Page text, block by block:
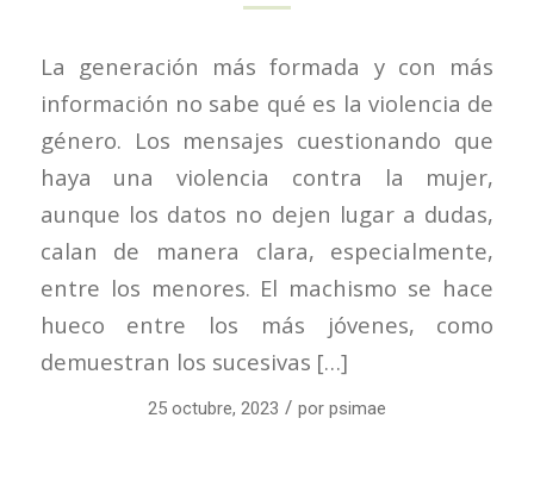
La generación más formada y con más
información no sabe qué es la violencia de
género. Los mensajes cuestionando que
haya una violencia contra la mujer,
aunque los datos no dejen lugar a dudas,
calan de manera clara, especialmente,
entre los menores. El machismo se hace
hueco entre los más jóvenes, como
demuestran los sucesivas […]
25 octubre, 2023 / por psimae